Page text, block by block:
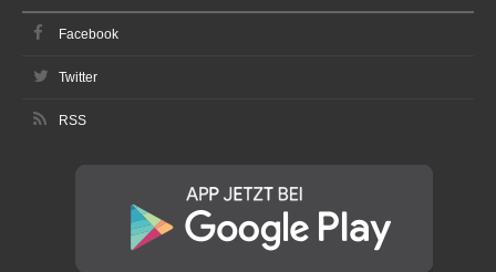
Facebook
Twitter
RSS